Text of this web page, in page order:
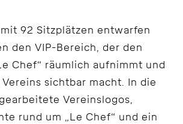
92 Sitzplätzen entwarfen
den VIP-Bereich, der den
Chef“ räumlich aufnimmt und
sichtbar macht. In die
Vereinslogos,
rund um „Le Chef“ und ein